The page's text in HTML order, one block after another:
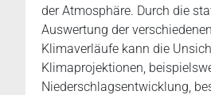
der Atmosphäre. Durch die
Auswertung der
Klimaverläufe kann die
Klimaprojektionen,
Niederschlagsentwicklung,